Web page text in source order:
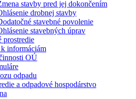
stavby pred jej dokončením
drobnej stavby
stavebné povolenie
stavebných úprav
prostredie
informáciám
OÚ
odpadu
a odpadové hospodárstvo